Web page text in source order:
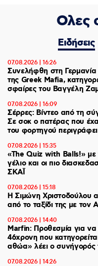
Ολες
Ειδήσεις
07.08.2026 | 16:26
Συνελήφθη στη
της Greek Mafia,
σφαίρες του Βαγγέλη
07.08.2026 | 16:09
Σέρρες: Βίντεο από τη
Σε σοκ ο πατέρας που
του φορτηγού
07.08.2026 | 15:35
«The Quiz with Balls!» με
γέλιο και οι πιο
ΣΚΑΪ
07.08.2026 | 15:18
Η Σιμώνη Χριστοδούλου
από το ταξίδι της με τον
07.08.2026 | 14:40
Marfin: Προθεσμία για να
46χρονη που
αθώα» λέει ο συνήγορός
07.08.2026 | 14:26